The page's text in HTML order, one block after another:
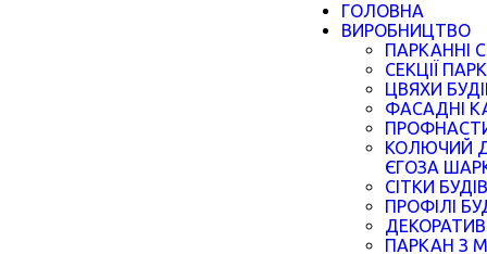
ГОЛОВНА
ВИРОБНИЦТВО
ПАРКАННІ
СЕКЦІЇ
ЦВЯХИ
ФАСАДНІ
КОЛЮЧИЙ
ЄГОЗА
СІТКИ
ПРОФІЛІ
ПАРКАН З